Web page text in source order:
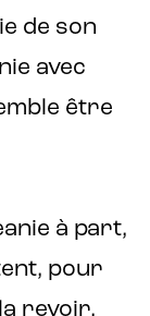
de son
avec
être
à part,
pour
revoir,